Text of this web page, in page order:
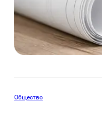
Общество